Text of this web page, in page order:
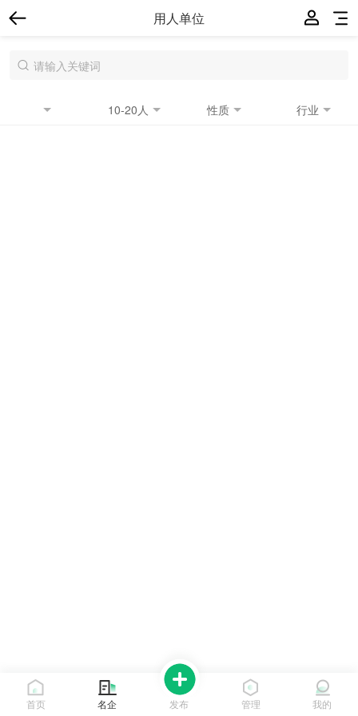
用人单位
10-20人 性质 行业
首页 名企 发布 管理 我的